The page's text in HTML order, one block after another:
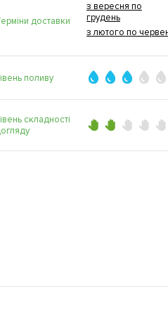
доставки
з вересня по
грудень
з лютого по
поливу
складності